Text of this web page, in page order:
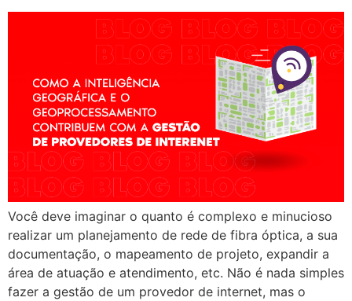
Você deve imaginar o quanto é complexo e minucioso
realizar um planejamento de rede de fibra óptica, a sua
documentação, o mapeamento de projeto, expandir a
área de atuação e atendimento, etc. Não é nada simples
fazer a gestão de um provedor de internet, mas o